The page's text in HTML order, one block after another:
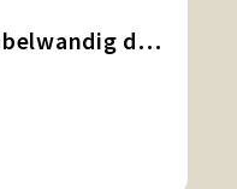
TIRANA LARGE - Dubbelwandig drinkglas 450ml